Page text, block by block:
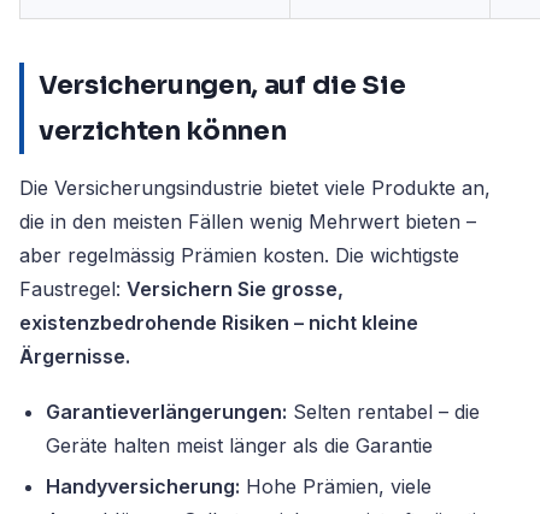
Versicherungen, auf die Sie
verzichten können
Die Versicherungsindustrie bietet viele Produkte an,
die in den meisten Fällen wenig Mehrwert bieten –
aber regelmässig Prämien kosten. Die wichtigste
Faustregel: Versichern Sie grosse,
existenzbedrohende Risiken – nicht kleine
Ärgernisse.
Garantieverlängerungen: Selten rentabel – die
Geräte halten meist länger als die Garantie
Handyversicherung: Hohe Prämien, viele